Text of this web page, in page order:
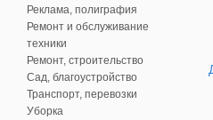
Реклама, полиграфия
Ремонт и обслуживание
техники
Ремонт, строительство
Сад, благоустройство
Транспорт, перевозки
Уборка